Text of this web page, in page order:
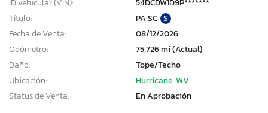
Título:
PA SC S
Fecha de Venta:
08/12/2026
Odómetro:
75,726 mi (Actual)
Daño:
Tope/Techo
Ubicación:
Hurricane, WV
Status de Venta:
En Aprobación